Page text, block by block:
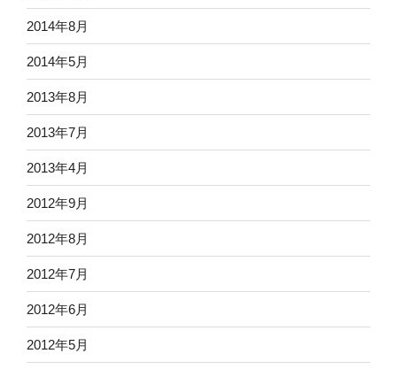
2014年8月
2014年5月
2013年8月
2013年7月
2013年4月
2012年9月
2012年8月
2012年7月
2012年6月
2012年5月